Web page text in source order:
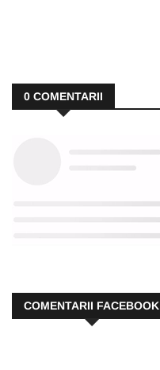
0 COMENTARII
COMENTARII FACEBOOK